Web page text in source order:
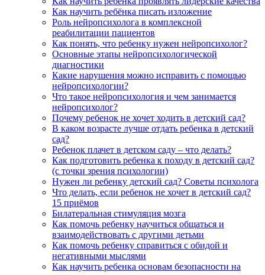
Как научить ребёнка писать изложение
Роль нейропсихолога в комплексной
реабилитации пациентов
Как понять, что ребенку нужен нейропсихолог?
Основные этапы нейропсихологической
диагностики
Какие нарушения можно исправить с помощью
нейропсихологии?
Что такое нейропсихология и чем занимается
нейропсихолог?
Почему ребенок не хочет ходить в детский сад?
В каком возрасте лучше отдать ребенка в детский
сад?
Ребенок плачет в детском саду – что делать?
Как подготовить ребенка к походу в детский сад?
(с точки зрения психологии)
Нужен ли ребенку детский сад? Советы психолога
Что делать, если ребенок не хочет в детский сад?
15 приёмов
Билатеральная стимуляция мозга
Как помочь ребенку научиться общаться и
взаимодействовать с другими детьми
Как помочь ребенку справиться с обидой и
негативными мыслями
Как научить ребенка основам безопасности на